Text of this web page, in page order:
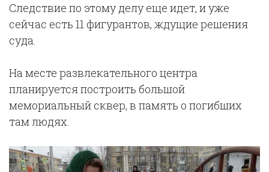
Следствие по этому делу еще идет, и уже
сейчас есть 11 фигурантов, ждущие решения
суда.
На месте развлекательного центра
планируется построить большой
мемориальный сквер, в память о погибших
там людях.